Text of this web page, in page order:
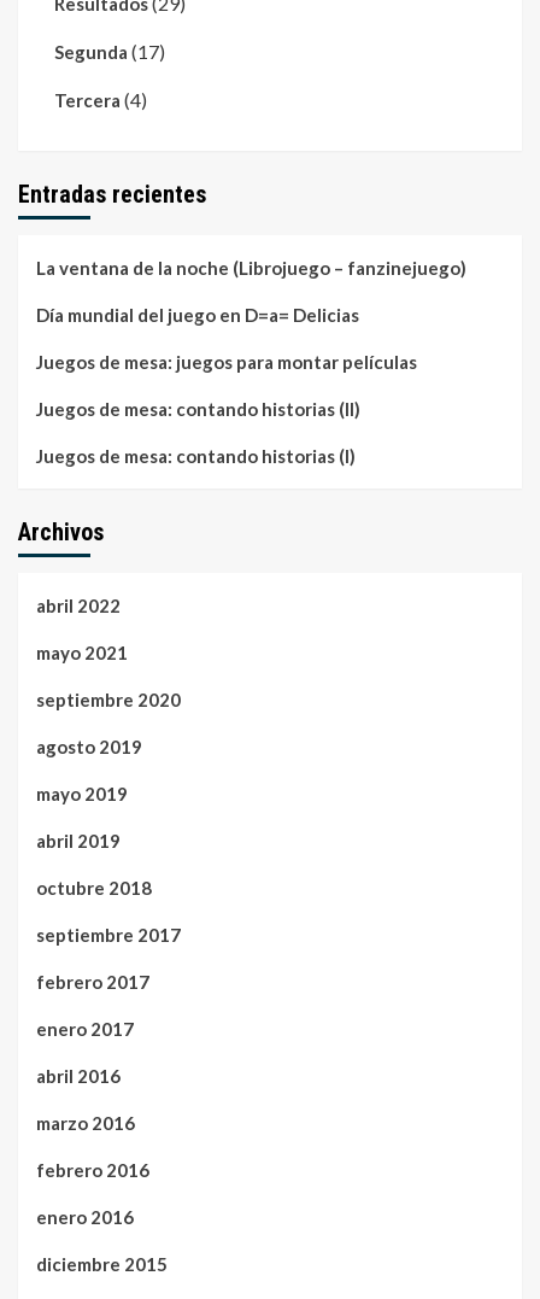
Segunda (17)
Tercera (4)
Entradas recientes
La ventana de la noche (Librojuego – fanzinejuego)
Día mundial del juego en D=a= Delicias
Juegos de mesa: juegos para montar películas
Juegos de mesa: contando historias (II)
Juegos de mesa: contando historias (I)
Archivos
abril 2022
mayo 2021
septiembre 2020
agosto 2019
mayo 2019
abril 2019
octubre 2018
septiembre 2017
febrero 2017
enero 2017
abril 2016
marzo 2016
febrero 2016
enero 2016
diciembre 2015